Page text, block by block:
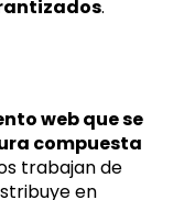
.
web que se
compuesta
trabajan de
en